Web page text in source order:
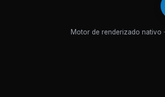
Motor de renderizado nativo ·